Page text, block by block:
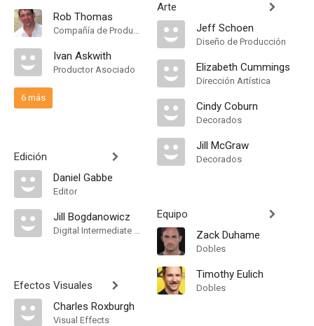
Rob Thomas
Compañía de Produccion
Ivan Askwith
Productor Asociado
6 más
Edición
Daniel Gabbe
Editor
Jill Bogdanowicz
Digital Intermediate Colorist
Efectos Visuales
Charles Roxburgh
Visual Effects
Arte
Jeff Schoen
Diseño de Producción
Elizabeth Cummings
Dirección Artística
Cindy Coburn
Decorados
Jill McGraw
Decorados
Equipo
Zack Duhame
Dobles
Timothy Eulich
Dobles